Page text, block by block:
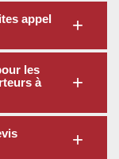
appel
les
à